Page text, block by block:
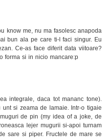
know me, nu ma fasolesc anapoda
bun ala pe care ti-l faci singur. Eu
Ce-as face diferit data viitoare?
forma si in nicio mancare:p
integrale, daca tot mananc tone).
si zeama de lamaie. Intr-o tigaie
de pin (my idea of a joke, de
lejer mugurii si-apoi turnam
sare si piper. Fructele de mare se